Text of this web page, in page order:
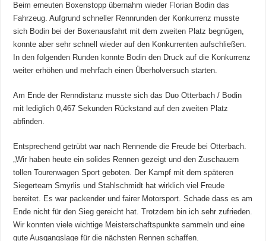
Beim erneuten Boxenstopp übernahm wieder Florian Bodin das
Fahrzeug. Aufgrund schneller Rennrunden der Konkurrenz musste
sich Bodin bei der Boxenausfahrt mit dem zweiten Platz begnügen,
konnte aber sehr schnell wieder auf den Konkurrenten aufschließen.
In den folgenden Runden konnte Bodin den Druck auf die Konkurrenz
weiter erhöhen und mehrfach einen Überholversuch starten.
Am Ende der Renndistanz musste sich das Duo Otterbach / Bodin
mit lediglich 0,467 Sekunden Rückstand auf den zweiten Platz
abfinden.
Entsprechend getrübt war nach Rennende die Freude bei Otterbach.
„Wir haben heute ein solides Rennen gezeigt und den Zuschauern
tollen Tourenwagen Sport geboten. Der Kampf mit dem späteren
Siegerteam Smyrlis und Stahlschmidt hat wirklich viel Freude
bereitet. Es war packender und fairer Motorsport. Schade dass es am
Ende nicht für den Sieg gereicht hat. Trotzdem bin ich sehr zufrieden.
Wir konnten viele wichtige Meisterschaftspunkte sammeln und eine
gute Ausgangslage für die nächsten Rennen schaffen.